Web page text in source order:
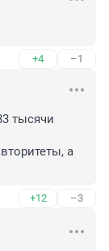
+4 –1
тысячи
а
+12 –3